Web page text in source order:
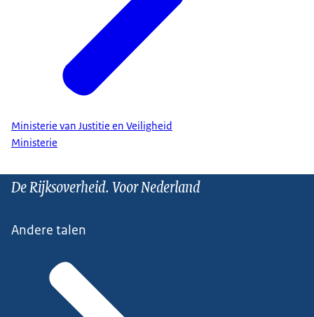
Ministerie van Justitie en Veiligheid
Ministerie
De Rijksoverheid. Voor Nederland
Andere talen